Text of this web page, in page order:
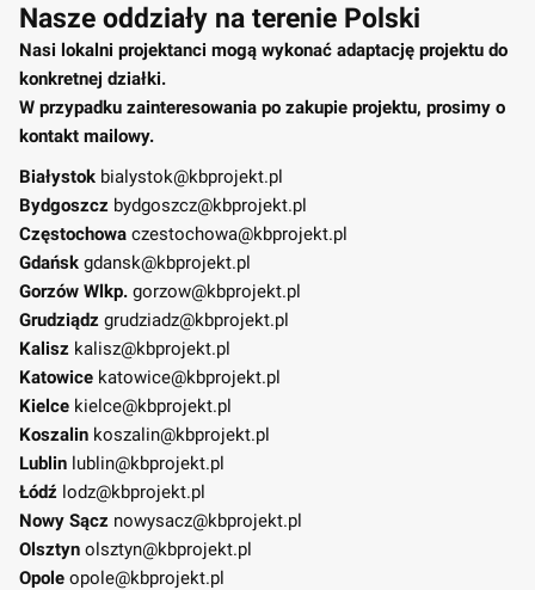
Nasze oddziały na terenie Polski
Nasi lokalni projektanci mogą wykonać adaptację projektu do
konkretnej działki.
W przypadku zainteresowania po zakupie projektu, prosimy o
kontakt mailowy.
Białystok bialystok@kbprojekt.pl
Bydgoszcz bydgoszcz@kbprojekt.pl
Częstochowa czestochowa@kbprojekt.pl
Gdańsk gdansk@kbprojekt.pl
Gorzów Wlkp. gorzow@kbprojekt.pl
Grudziądz grudziadz@kbprojekt.pl
Kalisz kalisz@kbprojekt.pl
Katowice katowice@kbprojekt.pl
Kielce kielce@kbprojekt.pl
Koszalin koszalin@kbprojekt.pl
Lublin lublin@kbprojekt.pl
Łódź lodz@kbprojekt.pl
Nowy Sącz nowysacz@kbprojekt.pl
Olsztyn olsztyn@kbprojekt.pl
Opole opole@kbprojekt.pl